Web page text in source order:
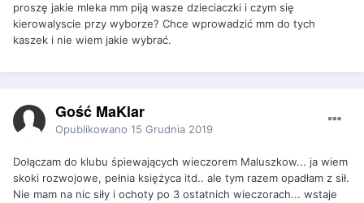
proszę jakie mleka mm piją wasze dzieciaczki i czym się
kierowalyscie przy wyborze? Chce wprowadzić mm do tych
kaszek i nie wiem jakie wybrać.
Gość MaKlar
Opublikowano 15 Grudnia 2019
Dołączam do klubu śpiewających wieczorem Maluszkow... ja wiem
skoki rozwojowe, pełnia księżyca itd.. ale tym razem opadłam z sił.
Nie mam na nic siły i ochoty po 3 ostatnich wieczorach... wstaje